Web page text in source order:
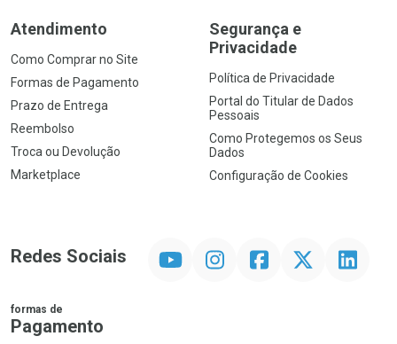
Atendimento
Como Comprar no Site
Formas de Pagamento
Prazo de Entrega
Reembolso
Troca ou Devolução
Marketplace
Segurança e
Privacidade
Política de Privacidade
Portal do Titular de Dados
Pessoais
Como Protegemos os Seus
Dados
Configuração de Cookies
Redes Sociais InstagramFacebookTwitter Linkedin
formas de
Pagamento